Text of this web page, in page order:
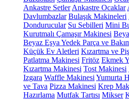
Ankastre Setler Ankastre Ocaklar
Davlumbazlar Bulaşık Makineleri
Dondurucular Su Sebilleri Mini
Kurutmalı Çamaşır Makinesi
Beyaz Eşya Yedek Parça ve
Küçük Ev Aletleri Kızartma ve
Patlatma Makinesi Fritöz Ekmek
Kızartma Makinesi Tost Makinesi
Izgara Waffle Makinesi Yumurta
ve Tava Pizza Makinesi Krep
Hazırlama Mutfak Tartısı Mikser